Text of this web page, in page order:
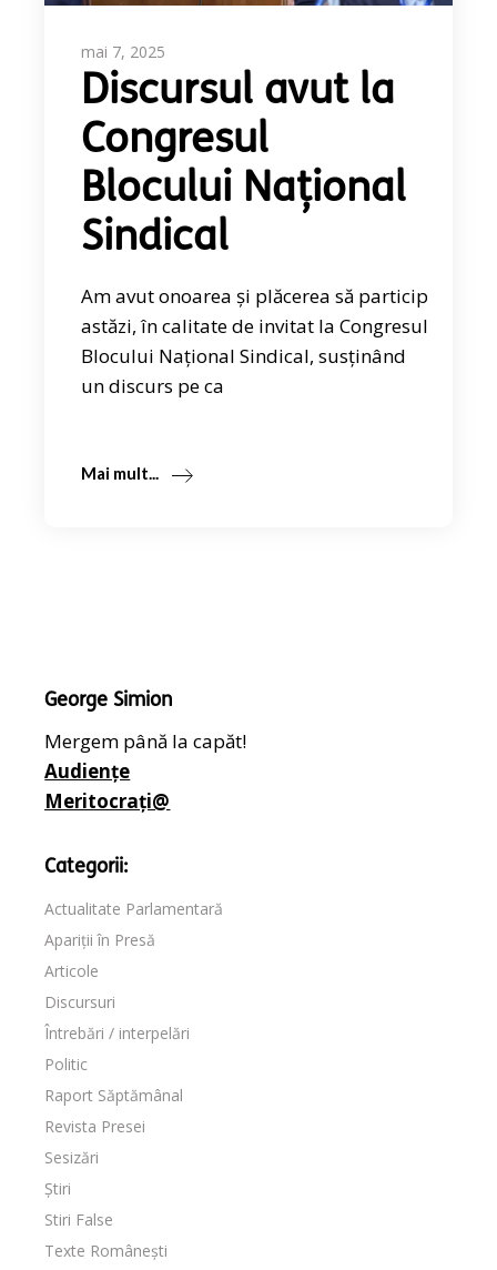
mai 7, 2025
Discursul avut la
Congresul
Blocului Național
Sindical
Am avut onoarea și plăcerea să particip
astăzi, în calitate de invitat la Congresul
Blocului Național Sindical, susținând
un discurs pe ca
Mai mult...
George Simion
Mergem până la capăt!
Audiențe
Meritocrați@
Categorii:
Actualitate Parlamentară
Apariții în Presă
Articole
Discursuri
Întrebări / interpelări
Politic
Raport Săptămânal
Revista Presei
Sesizări
Știri
Stiri False
Texte Românești